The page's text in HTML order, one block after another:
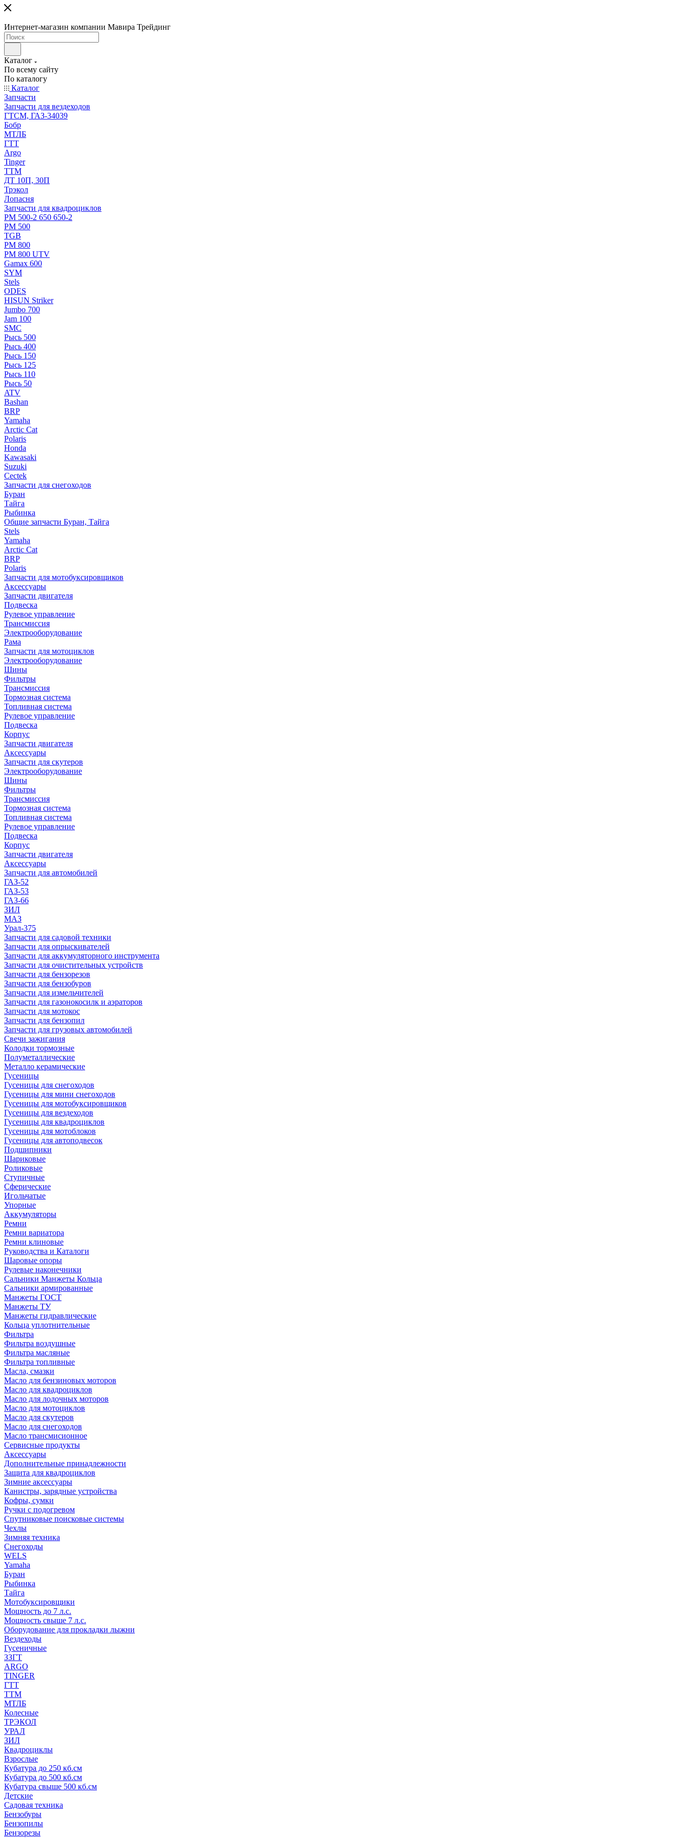
Интернет-магазин компании Мавира Трейдинг
Каталог
По всему сайту
По каталогу
Каталог
Запчасти
Запчасти для вездеходов
ГТСМ, ГАЗ-34039
Бобр
МТЛБ
ГТТ
Argo
Tinger
ТТМ
ДТ 10П, 30П
Трэкол
Лопасня
Запчасти для квадроциклов
РМ 500-2 650 650-2
РМ 500
TGB
РМ 800
РМ 800 UTV
Gamax 600
SYM
Stels
ОDЕS
HISUN Striker
Jumbo 700
Jam 100
SMC
Рысь 500
Рысь 400
Рысь 150
Рысь 125
Рысь 110
Рысь 50
ATV
Bashan
BRP
Yamaha
Arctic Cat
Polaris
Honda
Kawasaki
Suzuki
Cectek
Запчасти для снегоходов
Буран
Тайга
Рыбинка
Общие запчасти Буран, Тайга
Stels
Yamaha
Arctic Cat
BRP
Polaris
Запчасти для мотобуксировщиков
Аксессуары
Запчасти двигателя
Подвеска
Рулевое управление
Трансмиссия
Электрооборудование
Рама
Запчасти для мотоциклов
Электрооборудование
Шины
Фильтры
Трансмиссия
Тормозная система
Топливная система
Рулевое управление
Подвеска
Корпус
Запчасти двигателя
Аксессуары
Запчасти для скутеров
Электрооборудование
Шины
Фильтры
Трансмиссия
Тормозная система
Топливная система
Рулевое управление
Подвеска
Корпус
Запчасти двигателя
Аксессуары
Запчасти для автомобилей
ГАЗ-52
ГАЗ-53
ГАЗ-66
ЗИЛ
МАЗ
Урал-375
Запчасти для садовой техники
Запчасти для опрыскивателей
Запчасти для аккумуляторного инструмента
Запчасти для очистительных устройств
Запчасти для бензорезов
Запчасти для бензобуров
Запчасти для измельчителей
Запчасти для газонокосилк и аэраторов
Запчасти для мотокос
Запчасти для бензопил
Запчасти для грузовых автомобилей
Свечи зажигания
Колодки тормозные
Полуметаллические
Металло керамические
Гусеницы
Гусеницы для снегоходов
Гусеницы для мини снегоходов
Гусеницы для мотобуксировщиков
Гусеницы для вездеходов
Гусеницы для квадроциклов
Гусеницы для мотоблоков
Гусеницы для автоподвесок
Подшипники
Шариковые
Роликовые
Ступичные
Сферические
Игольчатые
Упорные
Аккумуляторы
Ремни
Ремни вариатора
Ремни клиновые
Руководства и Каталоги
Шаровые опоры
Рулевые наконечники
Сальники Манжеты Кольца
Сальники армированные
Манжеты ГОСТ
Манжеты ТУ
Манжеты гидравлические
Кольца уплотнительные
Фильтра
Фильтра воздушные
Фильтра масляные
Фильтра топливные
Масла, смазки
Масло для бензиновых моторов
Масло для квадроциклов
Масло для лодочных моторов
Масло для мотоциклов
Масло для скутеров
Масло для снегоходов
Масло трансмисионное
Сервисные продукты
Аксессуары
Дополнительные принадлежности
Защита для квадроциклов
Зимние аксессуары
Канистры, зарядные устройства
Кофры, сумки
Ручки с подогревом
Спутниковые поисковые системы
Чехлы
Зимняя техника
Снегоходы
WELS
Yamaha
Буран
Рыбинка
Тайга
Мотобуксировщики
Мощность до 7 л.с.
Мощность свыше 7 л.с.
Оборудование для прокладки лыжни
Вездеходы
Гусеничные
ЗЗГТ
ARGO
TINGER
ГТТ
ТТМ
МТЛБ
Колесные
ТРЭКОЛ
УРАЛ
ЗИЛ
Квадроциклы
Взрослые
Кубатура до 250 кб.см
Кубатура до 500 кб.см
Кубатура свыше 500 кб.см
Детские
Садовая техника
Бензобуры
Бензопилы
Бензорезы